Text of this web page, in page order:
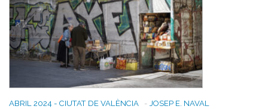
- JOSEP E. NAVAL
ABRIL 2024 - CIUTAT DE VALÈNCIA